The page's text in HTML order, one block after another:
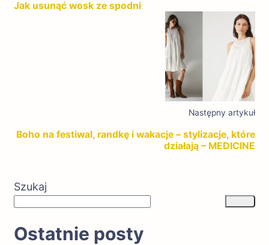
Jak usunąć wosk ze spodni
Następny artykuł
Boho na festiwal, randkę i wakacje – stylizacje, które
działają – MEDICINE
Szukaj
Ostatnie posty